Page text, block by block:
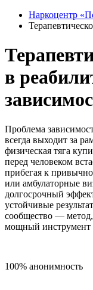
Наркоцентр
в
Проблема
всегда выходит за
физическая тяга
перед человеком
прибегая к
или амбулаторные
долгосрочный
устойчивые
сообщество —
мощный инструмент
100% анонимность